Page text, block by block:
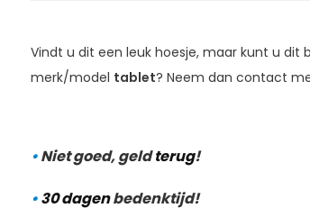
Vindt u dit een leuk hoesje, maar kunt u dit
merk/model tablet? Neem dan contact
•Niet goed, geldterug!
•30 dagenbedenktijd!